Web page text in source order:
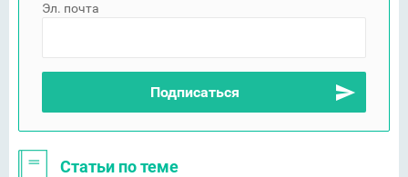
Эл. почта
Статьи по теме